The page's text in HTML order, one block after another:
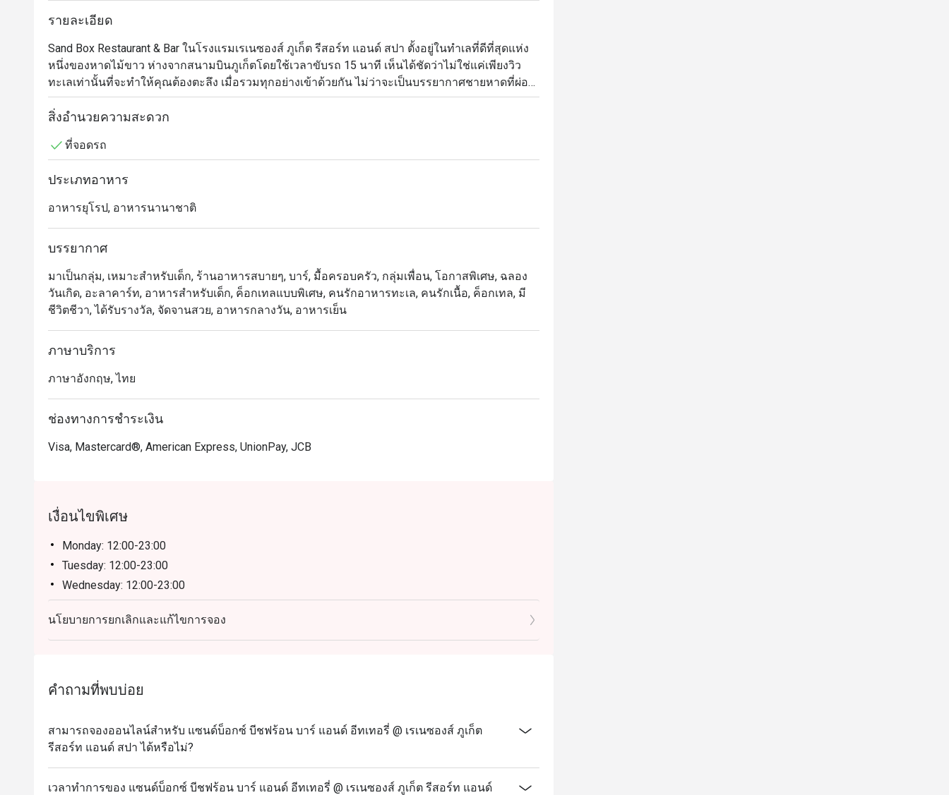
รายละเอียด
Sand Box Restaurant & Bar ในโรงแรมเรเนซองส์ ภูเก็ต รีสอร์ท แอนด์ สปา ตั้งอยู่ในทำเลที่ดีที่สุดแห่ง
หนึ่งของหาดไม้ขาว ห่างจากสนามบินภูเก็ตโดยใช้เวลาขับรถ 15 นาที เห็นได้ชัดว่าไม่ใช่แค่เพียงวิว
ทะเลเท่านั้นที่จะทำให้คุณต้องตะลึง เมื่อรวมทุกอย่างเข้าด้วยกัน ไม่ว่าจะเป็นบรรยากาศชายหาดที่ผ่อน
คลายของร้านอาหาร การตกแต่งภายในที่โปร่งสบายพร้อมพื้นทรายทั้งชั้น เมนูอาหารว่างและบาร์บีคิว
มื้อค่ำครบครัน และบาร์ที่น่านั่งในตอนกลางคืน สถานที่แห่งนี้จึงตอบสนองทุกความต้องการของผู้ที่มา
อาหารทะเล
สิ่งอำนวยความสะดวก
ที่จอดรถ
ประเภทอาหาร
อาหารยุโรป, อาหารนานาชาติ
บรรยากาศ
มาเป็นกลุ่ม, เหมาะสำหรับเด็ก, ร้านอาหารสบายๆ, บาร์, มื้อครอบครัว, กลุ่มเพื่อน, โอกาสพิเศษ, ฉลอง
วันเกิด, อะลาคาร์ท, อาหารสำหรับเด็ก, ค็อกเทลแบบพิเศษ, คนรักอาหารทะเล, คนรักเนื้อ, ค็อกเทล, มี
ชีวิตชีวา, ได้รับรางวัล, จัดจานสวย, อาหารกลางวัน, อาหารเย็น
ภาษาบริการ
ภาษาอังกฤษ, ไทย
ช่องทางการชำระเงิน
Visa, Mastercard®, American Express, UnionPay, JCB
เงื่อนไขพิเศษ
Monday: 12:00-23:00
Tuesday: 12:00-23:00
Wednesday: 12:00-23:00
Thursday: 12:00-23:00
Friday: 12:00-23:00
Saturday: 12:00-23:00
นโยบายการยกเลิกและแก้ไขการจอง
คำถามที่พบบ่อย
สามารถจองออนไลน์สำหรับ แซนด์บ็อกซ์ บีชฟร้อน บาร์ แอนด์ อีทเทอรี่ @ เรเนซองส์ ภูเก็ต
รีสอร์ท แอนด์ สปา ได้หรือไม่?
เวลาทำการของ แซนด์บ็อกซ์ บีชฟร้อน บาร์ แอนด์ อีทเทอรี่ @ เรเนซองส์ ภูเก็ต รีสอร์ท แอนด์